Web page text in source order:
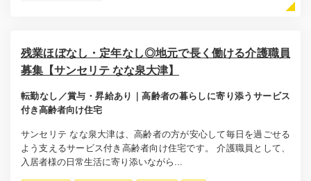
残業ほぼなし・定年なし◎地元で長く働ける介護職員
募集【サンセリテ なな泉大津】
転勤なし／賞与・昇給あり｜高齢者の暮らしに寄り添うサービス
付き高齢者向け住宅
サンセリテ なな泉大津は、高齢者の方が安心して毎日を過ごせる
よう支えるサービス付き高齢者向け住宅です。 介護職員として、
入居者様の日常生活に寄り添いながら...